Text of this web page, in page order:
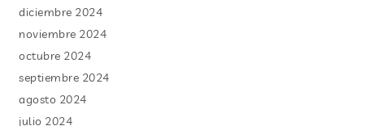
diciembre 2024
noviembre 2024
octubre 2024
septiembre 2024
agosto 2024
julio 2024